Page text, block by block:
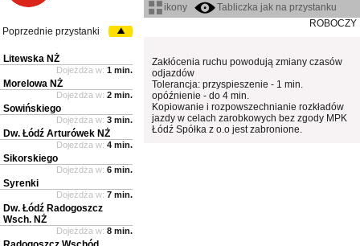
ikony
Tabliczka jak na przystanku
ROBOCZY
Zakłócenia ruchu powodują zmiany czasów
odjazdów
Tolerancja: przyspieszenie - 1 min.
opóźnienie - do 4 min.
Kopiowanie i rozpowszechnianie rozkładów
jazdy w celach zarobkowych bez zgody MPK
Łódź Spółka z o.o jest zabronione.
Poprzednie przystanki
Litewska NŻ
Dojeżdża w: 1 min.
Morelowa NŻ
Dojeżdża w: 2 min.
Sowińskiego
Dojeżdża w: 3 min.
Dw. Łódź Arturówek NŻ
Dojeżdża w: 4 min.
Sikorskiego
Dojeżdża w: 6 min.
Syrenki
Dojeżdża w: 7 min.
Dw. Łódź Radogoszcz
Wsch. NŻ
Dojeżdża w: 8 min.